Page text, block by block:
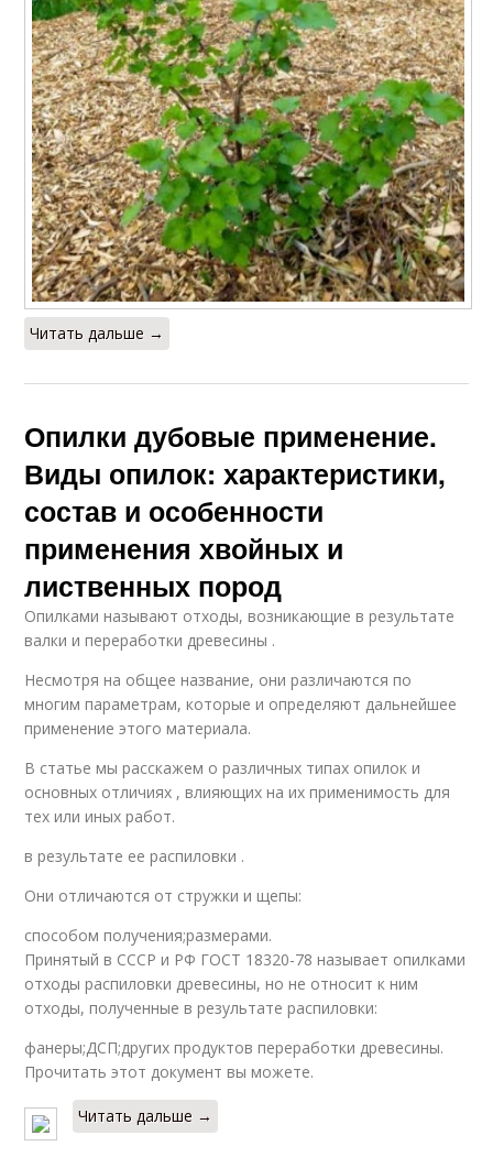
Читать дальше →
Опилки дубовые применение.
Виды опилок: характеристики,
состав и особенности
применения хвойных и
лиственных пород
Опилками называют отходы, возникающие в результате
валки и переработки древесины .
Несмотря на общее название, они различаются по
многим параметрам, которые и определяют дальнейшее
применение этого материала.
В статье мы расскажем о различных типах опилок и
основных отличиях , влияющих на их применимость для
тех или иных работ.
в результате ее распиловки .
Они отличаются от стружки и щепы:
способом получения;размерами.
Принятый в СССР и РФ ГОСТ 18320-78 называет опилками
отходы распиловки древесины, но не относит к ним
отходы, полученные в результате распиловки:
фанеры;ДСП;других продуктов переработки древесины.
Прочитать этот документ вы можете.
Читать дальше →